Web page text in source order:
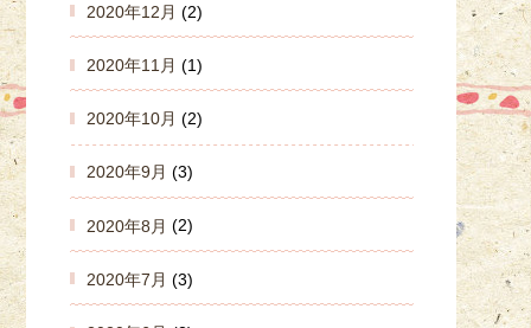
2020年12月 (2)
2020年11月 (1)
2020年10月 (2)
2020年9月 (3)
2020年8月 (2)
2020年7月 (3)